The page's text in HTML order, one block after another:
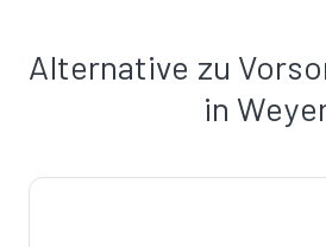
Alternative zu
in